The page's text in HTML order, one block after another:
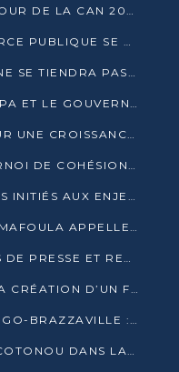
AGL MOBILISE L’AFRIQUE AUTOUR DE LA CAN 2025
PRÉSIDENTIELLE 2026 : LA FORCE PUBLIQUE SE PRÉPARE À SÉCURISER LE SCRUTIN
LE SPECTACLE FORFAIT RIRE NE SE TIENDRA PAS LE 1ER JANVIER
SANTÉ REPRODUCTIVE : L’UNFPA ET LE GOUVERNEMENT AFFINENT LES PRIORITÉS DE 2026
PLUS DE 13 MILLIONS USD POUR UNE CROISSANCE VERTE ET SOUVERAINE
CONGO–HAND-BALL : LE TOURNOI DE COHÉSION ET DE FRATERNITÉ ALLUME SES LAMPIONS À BRAZZAVILLE
LES JOURNALISTES CONGOLAIS INITIÉS AUX ENJEUX DE L’ÉCONOMIE BLEUE
PRÉSIDENTIELLE 2026 : DAVE MAFOULA APPELLE LES CONGOLAIS À UN « NOUVEAU DÉPART »
LE CSLC RELANCE LES CARTES DE PRESSE ET RECONNAÎT OFFICIELLEMENT LES MÉDIAS EN LIGNE
MÉDIAS : LE CSLC ANNONCE LA CRÉATION D’UN FONDS D’APPUI À LA PRESSE
PRESIDENTIELLE 2026 AU CONGO-BRAZZAVILLE : UN CASTING ÉLARGI
LE CONGO PORTE SA VOIX À COTONOU DANS LA LUTTE CONTRE LA TUBERCULOSE